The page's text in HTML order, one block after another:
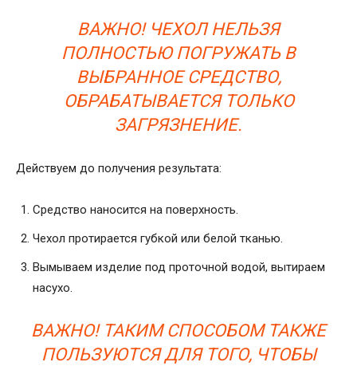
ВАЖНО! ЧЕХОЛ НЕЛЬЗЯ
ПОЛНОСТЬЮ ПОГРУЖАТЬ В
ВЫБРАННОЕ СРЕДСТВО,
ОБРАБАТЫВАЕТСЯ ТОЛЬКО
ЗАГРЯЗНЕНИЕ.
Действуем до получения результата:
Средство наносится на поверхность.
Чехол протирается губкой или белой тканью.
Вымываем изделие под проточной водой, вытираем
насухо.
ВАЖНО! ТАКИМ СПОСОБОМ ТАКЖЕ
ПОЛЬЗУЮТСЯ ДЛЯ ТОГО, ЧТОБЫ